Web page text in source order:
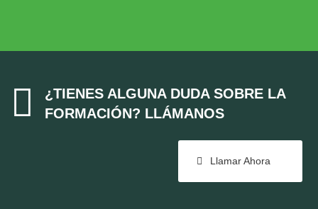

¿TIENES ALGUNA DUDA SOBRE LA
FORMACIÓN? LLÁMANOS
Llamar Ahora